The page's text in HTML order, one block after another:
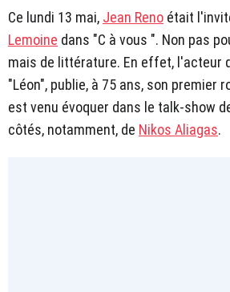
Ce lundi 13 mai, Jean Reno était
Lemoine dans "C à vous ". Non pas
mais de littérature. En effet, l'acteur
"Léon", publie, à 75 ans, son premier
est venu évoquer dans le talk-show
côtés, notamment, de Nikos Aliagas.